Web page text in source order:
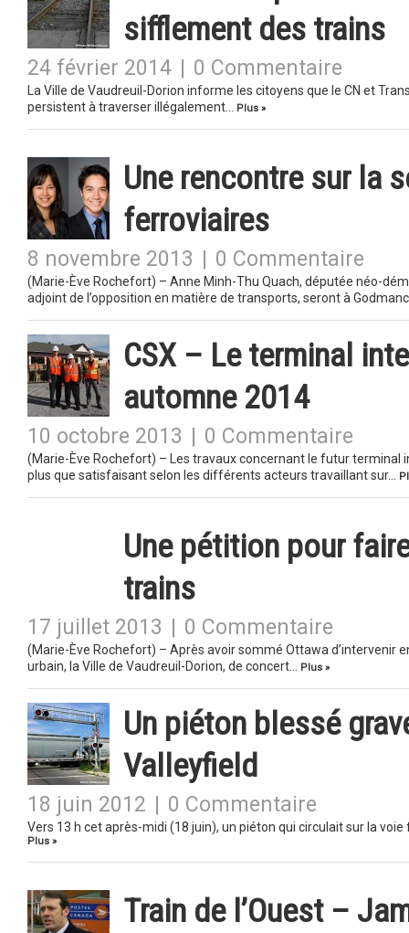
sifflement des trains
24 février 2014 0 Commentaire
La Ville de Vaudreuil-Dorion informe les citoyens que le CN et
persistent à traverser illégalement…
Plus »
Une rencontre sur la
ferroviaires
8 novembre 2013 0 Commentaire
(Marie-Ève Rochefort) – Anne Minh-Thu Quach, députée néo-
adjoint de l’opposition en matière de transports, seront à
CSX – Le terminal
automne 2014
10 octobre 2013 0 Commentaire
(Marie-Ève Rochefort) – Les travaux concernant le futur
plus que satisfaisant selon les différents acteurs travaillant sur…
Une pétition pour
trains
17 juillet 2013 0 Commentaire
(Marie-Ève Rochefort) – Après avoir sommé Ottawa d’intervenir
urbain, la Ville de Vaudreuil-Dorion, de concert…
Plus »
Un piéton blessé
Valleyfield
18 juin 2012 0 Commentaire
Vers 13 h cet après-midi (18 juin), un piéton qui circulait sur la
Plus »
Train de l’Ouest –